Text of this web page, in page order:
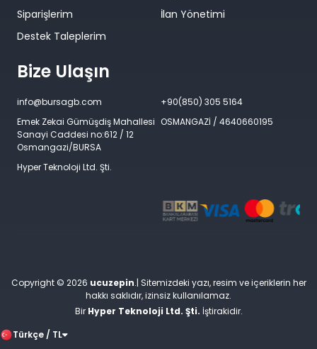
Siparişlerim
İlan Yönetimi
Destek Taleplerim
Bize Ulaşın
info@bursagb.com
+90(850) 305 5164
Emek Zekai Gümüşdiş Mahallesi
Sanayi Caddesi no:612 / 12
Osmangazi/BURSA
OSMANGAZİ / 4640660195
Hyper Teknoloji Ltd. Şti.
Copyright © 2026 ucuzepin.| Sitemizdeki yazı, resim ve içeriklerin her
hakkı saklıdır, izinsiz kullanılamaz.
Bir Hyper Teknoloji Ltd. Şti. İştirakidir.
Türkçe / TL